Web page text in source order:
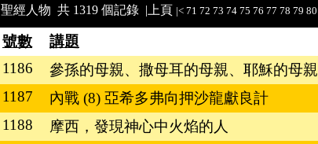
聖經人物 共 1319 個記錄 | 上頁 |< 71 72 73 74 75 76 77 78 79 80
號數 講題
1186
參孫的母親、撒母耳的母親、耶穌的母親
1187
內戰 (8) 亞希多弗向押沙龍獻良計
1188
摩西，發現神心中火焰的人